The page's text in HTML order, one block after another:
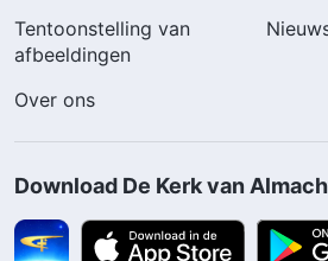
Tentoonstelling van
afbeeldingen
Over ons
Download De Kerk van